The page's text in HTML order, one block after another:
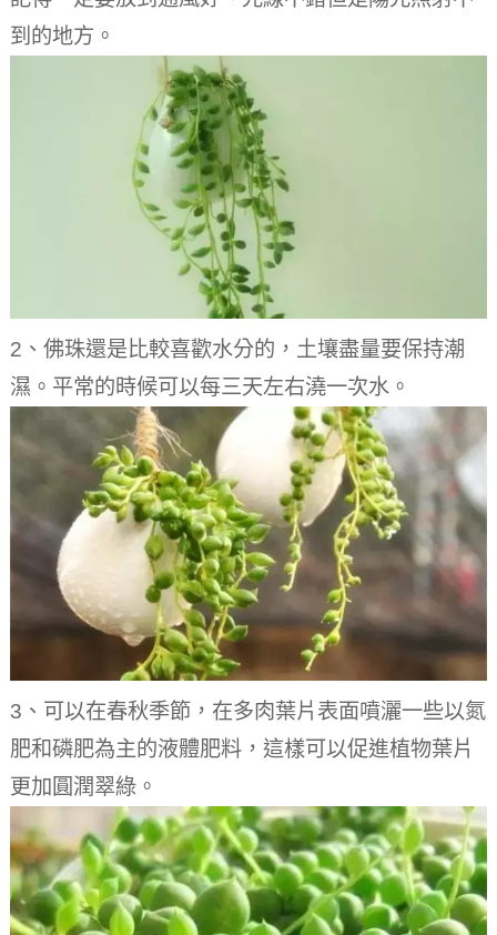
到的地方。
2、佛珠還是比較喜歡水分的，土壤盡量要保持潮
濕。 平常的時候可以每三天左右澆一次水。
3、可以在春秋季節，在多肉葉片表面噴灑一些以氮
肥和磷肥為主的液體肥料，這樣可以促進植物葉片
更加圓潤翠綠。